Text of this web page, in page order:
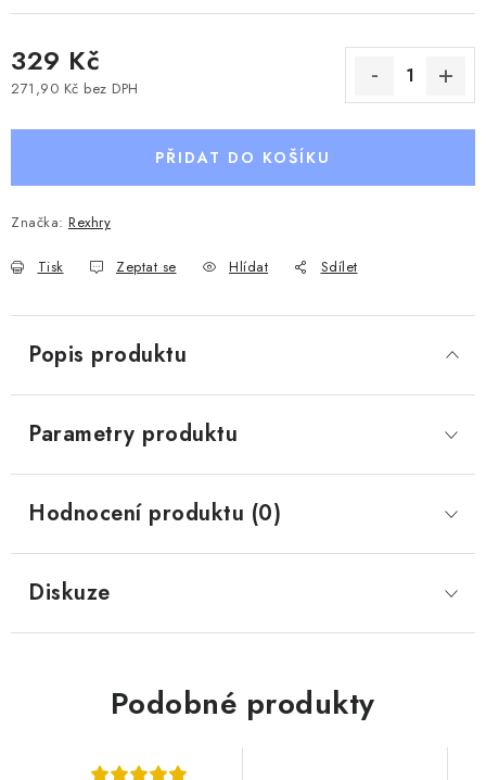
329 Kč
271,90 Kč bez DPH
PŘIDAT DO KOŠÍKU
Značka: Rexhry
Tisk Zeptat se Hlídat Sdílet
Popis produktu
Parametry produktu
Hodnocení produktu (0)
Diskuze
Podobné produkty